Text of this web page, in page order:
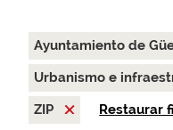
Ayuntamiento de
Urbanismo e
ZIP
Restaurar